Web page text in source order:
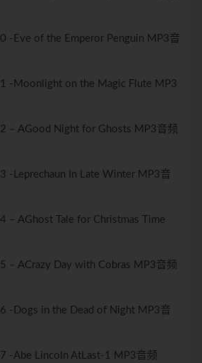
-Eve of the Emperor Penguin MP3音
-Moonlight on the Magic Flute MP3
– AGood Night for Ghosts MP3音频
-Leprechaun In Late Winter MP3音
– AGhost Tale for Christmas Time
– ACrazy Day with Cobras MP3音频
-Dogs in the Dead of Night MP3音
-Abe Lincoln AtLast-1 MP3音频